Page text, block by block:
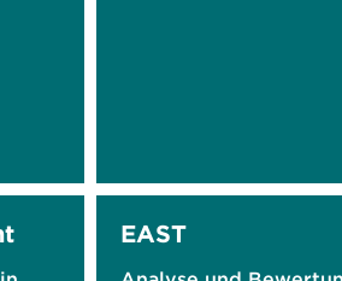
EAST